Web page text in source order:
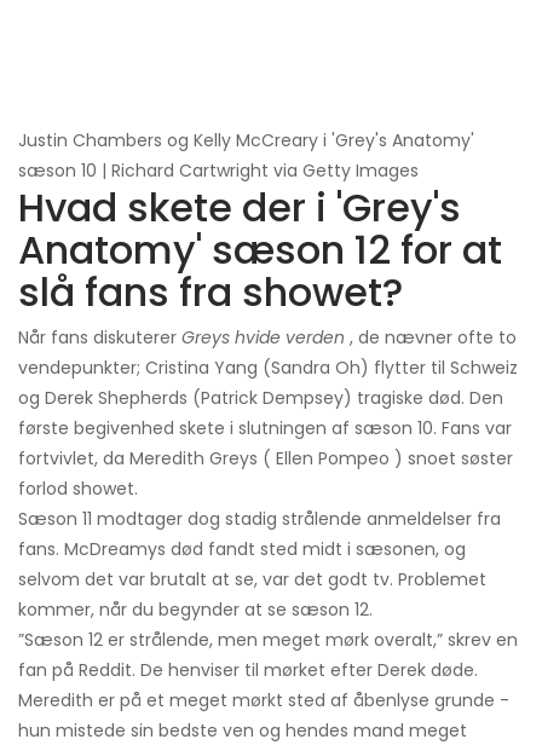
Justin Chambers og Kelly McCreary i 'Grey's Anatomy'
sæson 10 | Richard Cartwright via Getty Images
Hvad skete der i 'Grey's
Anatomy' sæson 12 for at
slå fans fra showet?
Når fans diskuterer Greys hvide verden , de nævner ofte to
vendepunkter; Cristina Yang (Sandra Oh) flytter til Schweiz
og Derek Shepherds (Patrick Dempsey) tragiske død. Den
første begivenhed skete i slutningen af ​​sæson 10. Fans var
fortvivlet, da Meredith Greys ( Ellen Pompeo ) snoet søster
forlod showet.
Sæson 11 modtager dog stadig strålende anmeldelser fra
fans. McDreamys død fandt sted midt i sæsonen, og
selvom det var brutalt at se, var det godt tv. Problemet
kommer, når du begynder at se sæson 12.
”Sæson 12 er strålende, men meget mørk overalt,” skrev en
fan på Reddit. De henviser til mørket efter Derek døde.
Meredith er på et meget mørkt sted af åbenlyse grunde -
hun mistede sin bedste ven og hendes mand meget